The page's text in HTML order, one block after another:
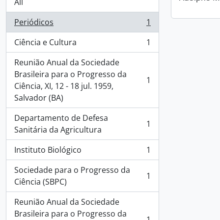
Periódicos
, 1 results
1
Ciência e Cultura
, 1 results
1
Reunião Anual da Sociedade
Brasileira para o Progresso da
Ciência, XI, 12 - 18 jul. 1959,
Salvador (BA)
, 1 results 1
Departamento de Defesa
Sanitária da Agricultura
, 1 results 1
Instituto Biológico
, 1 results
1
Sociedade para o Progresso da
Ciência (SBPC)
, 1 results 1
Reunião Anual da Sociedade
Brasileira para o Progresso da